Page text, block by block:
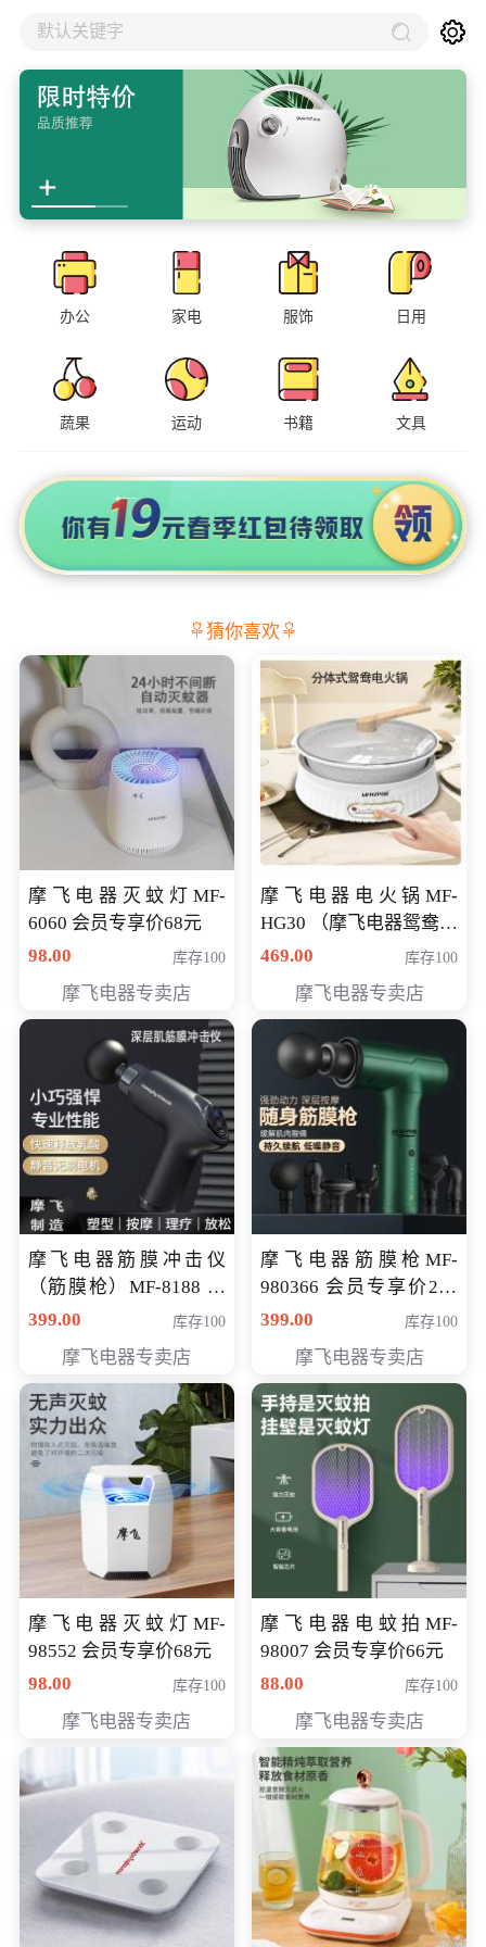
默认关键字
办公 家电 服饰 日用
蔬果 运动 书籍 文具
猜你喜欢
摩飞电器灭蚊灯MF-
6060 会员专享价68元
98.00
库存100
摩飞电器专卖店
摩飞电器电火锅MF-
HG30 （摩飞电器鸳鸯锅
MF-HG30 ） 会员专享价
469.00 库存100
摩飞电器专卖店
摩飞电器筋膜冲击仪
（筋膜枪）MF-8188 会
员专享价268元
399.00 库存100
摩飞电器专卖店
摩飞电器筋膜枪MF-
980366 会员专享价299
元
399.00 库存100
摩飞电器专卖店
摩飞电器灭蚊灯MF-
98552 会员专享价68元
98.00
库存100
摩飞电器专卖店
摩飞电器电蚊拍MF-
98007 会员专享价66元
88.00
库存100
摩飞电器专卖店